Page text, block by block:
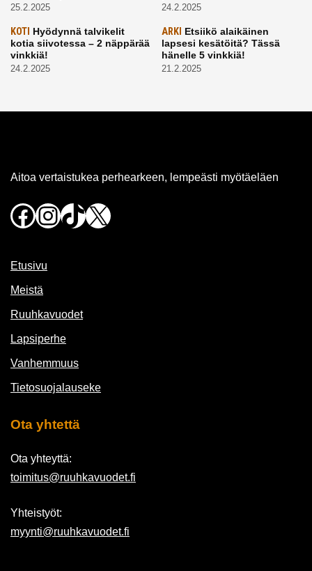
25.2.2025 24.2.2025
KOTI Hyödynnä talvikelit
kotia siivotessa – 2 näppärää
vinkkiä!
24.2.2025
ARKI Etsiikö alaikäinen
lapsesi kesätöitä? Tässä
hänelle 5 vinkkiä!
21.2.2025
Aitoa vertaistukea perhearkeen, lempeästi myötäeläen
Facebook
Instagram
TikTok
X
Etusivu
Meistä
Ruuhkavuodet
Lapsiperhe
Vanhemmuus
Tietosuojalauseke
Ota yhtettä
Ota yhteyttä:
toimitus@ruuhkavuodet.fi
Yhteistyöt:
myynti@ruuhkavuodet.fi